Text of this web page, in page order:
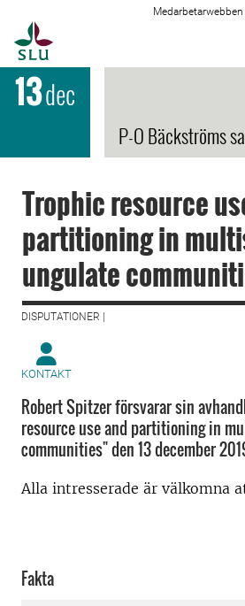
Medarbetarwebben
13dec
P-O Bäckströms
Trophic resource
partitioning in
ungulate
DISPUTATIONER |
KONTAKT
Robert Spitzer försvarar sin
resource use and partitioning in
communities" den 13 december
Alla intresserade är välkomna
Fakta